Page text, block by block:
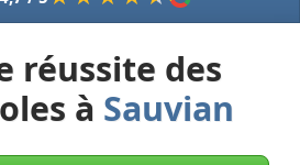
réussite des
à Sauvian